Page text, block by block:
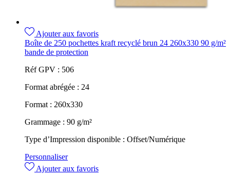
Ajouter aux favoris
Boîte de 250 pochettes kraft recyclé brun 24 260x330 90 g/m²
bande de protection
Réf GPV : 506
Format abrégée : 24
Format : 260x330
Grammage : 90 g/m²
Type d’Impression disponible : Offset/Numérique
Personnaliser
Ajouter aux favoris